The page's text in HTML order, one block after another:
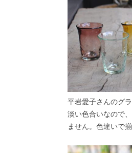
平岩愛子さんのグ
淡い色合いなので
ません。色違いで